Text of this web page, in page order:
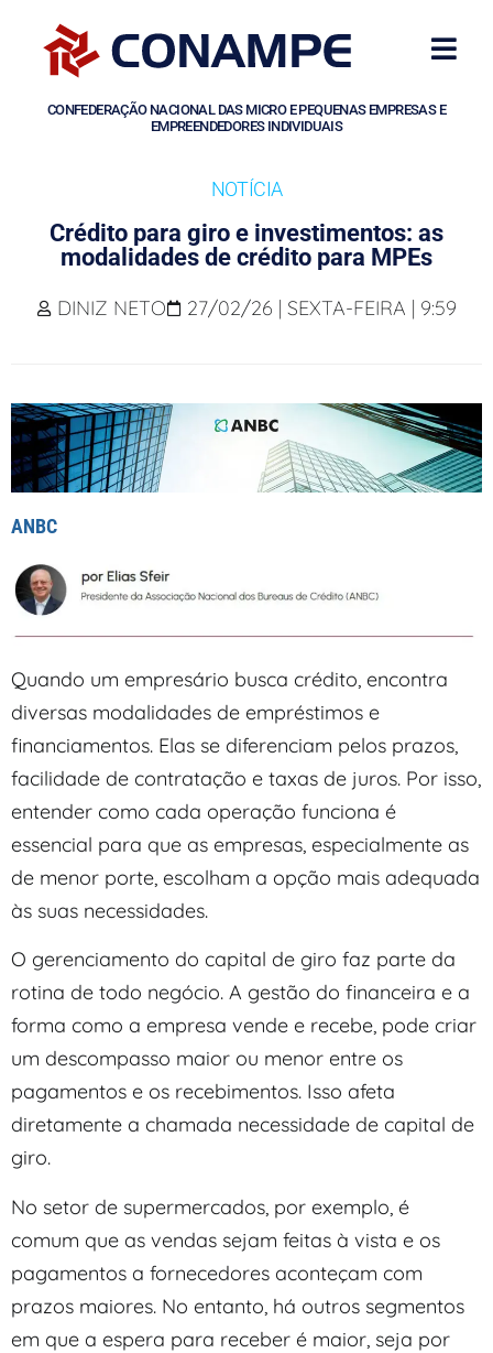
CONFEDERAÇÃO NACIONAL DAS MICRO E PEQUENAS EMPRESAS E
EMPREENDEDORES INDIVIDUAIS
NOTÍCIA
Crédito para giro e investimentos: as
modalidades de crédito para MPEs
DINIZ NETO 27/02/26 | SEXTA-FEIRA | 9:59
ANBC
Quando um empresário busca crédito, encontra
diversas modalidades de empréstimos e
financiamentos. Elas se diferenciam pelos prazos,
facilidade de contratação e taxas de juros. Por isso,
entender como cada operação funciona é
essencial para que as empresas, especialmente as
de menor porte, escolham a opção mais adequada
às suas necessidades.
O gerenciamento do capital de giro faz parte da
rotina de todo negócio. A gestão do financeira e a
forma como a empresa vende e recebe, pode criar
um descompasso maior ou menor entre os
pagamentos e os recebimentos. Isso afeta
diretamente a chamada necessidade de capital de
giro.
No setor de supermercados, por exemplo, é
comum que as vendas sejam feitas à vista e os
pagamentos a fornecedores aconteçam com
prazos maiores. No entanto, há outros segmentos
em que a espera para receber é maior, seja por